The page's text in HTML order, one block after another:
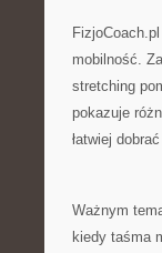
mobilność.
stretching
pokazuje
łatwiej
Ważnym
kiedy taśma